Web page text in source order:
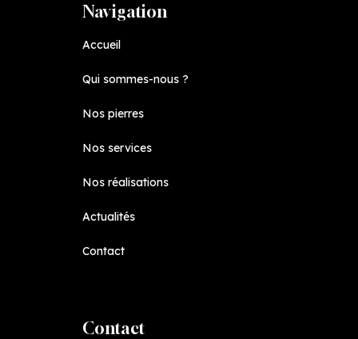
Navigation
Accueil
Qui sommes-nous ?
Nos pierres
Nos services
Nos réalisations
Actualités
Contact
Contact